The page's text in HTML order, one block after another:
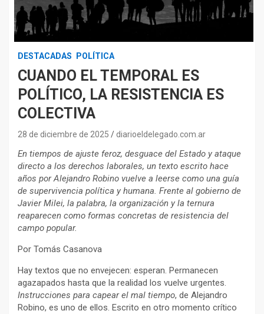
DESTACADAS POLÍTICA
CUANDO EL TEMPORAL ES
POLÍTICO, LA RESISTENCIA ES
COLECTIVA
28 de diciembre de 2025 diarioeldelegado.com.ar
En tiempos de ajuste feroz, desguace del Estado y ataque
directo a los derechos laborales, un texto escrito hace
años por Alejandro Robino vuelve a leerse como una guía
de supervivencia política y humana. Frente al gobierno de
Javier Milei, la palabra, la organización y la ternura
reaparecen como formas concretas de resistencia del
campo popular.
Por Tomás Casanova
Hay textos que no envejecen: esperan. Permanecen
agazapados hasta que la realidad los vuelve urgentes.
Instrucciones para capear el mal tiempo, de Alejandro
Robino, es uno de ellos. Escrito en otro momento crítico